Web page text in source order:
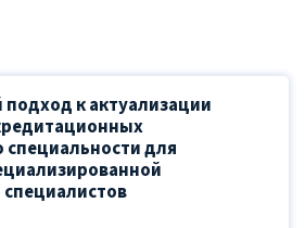
к актуализации
специальности для